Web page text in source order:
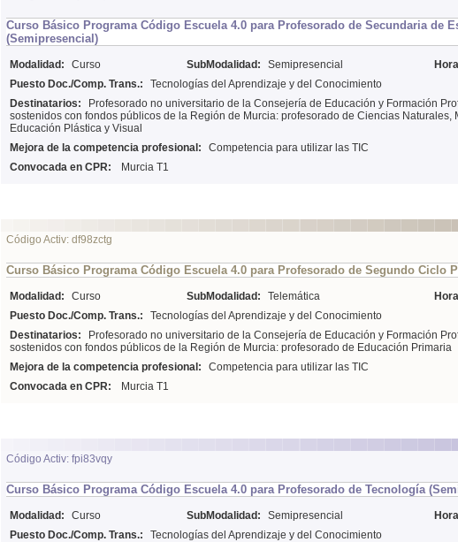
Curso Básico Programa Código Escuela 4.0 para Profesorado de Secundaria de
(Semipresencial)
Modalidad: Curso SubModalidad: Semipresencial
Puesto Doc./Comp. Trans.:
Tecnologías del Aprendizaje y del Conocimiento
Destinatarios:
Profesorado no universitario de la Consejería de Educación y Formación
sostenidos con fondos públicos de la Región de Murcia: profesorado de Ciencias Naturales,
Educación Plástica y Visual
Mejora de la competencia profesional:
Competencia para utilizar las TIC
Convocada en CPR:
Murcia T1
Código Activ: df98zctg
Curso Básico Programa Código Escuela 4.0 para Profesorado de Segundo Ciclo
Modalidad: Curso SubModalidad: Telemática
Puesto Doc./Comp. Trans.:
Tecnologías del Aprendizaje y del Conocimiento
Destinatarios:
Profesorado no universitario de la Consejería de Educación y Formación
sostenidos con fondos públicos de la Región de Murcia: profesorado de Educación Primaria
Mejora de la competencia profesional:
Competencia para utilizar las TIC
Convocada en CPR:
Murcia T1
Código Activ: fpi83vqy
Curso Básico Programa Código Escuela 4.0 para Profesorado de Tecnología
Modalidad: Curso SubModalidad: Semipresencial
Puesto Doc./Comp. Trans.:
Tecnologías del Aprendizaje y del Conocimiento